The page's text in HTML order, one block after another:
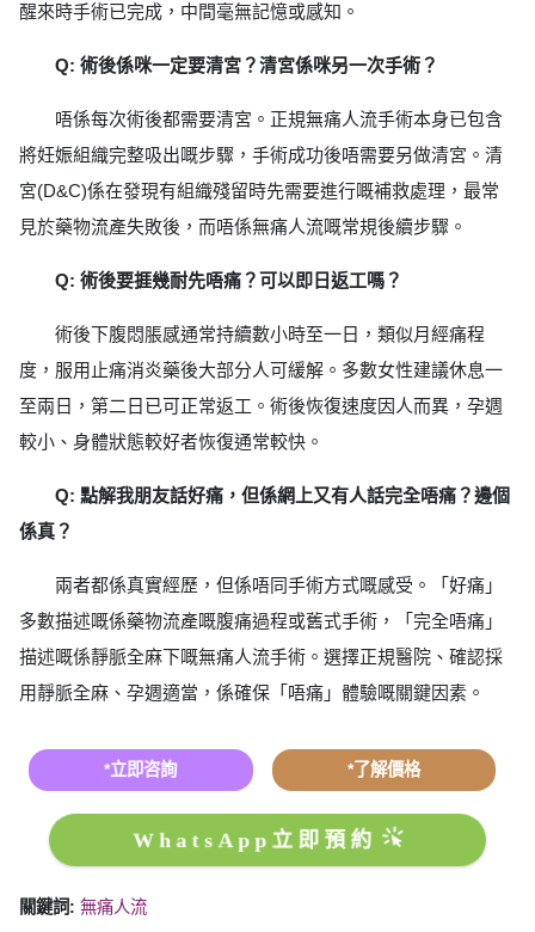
醒來時手術已完成，中間毫無記憶或感知。
Q: 術後係咪一定要清宮？清宮係咪另一次手術？
唔係每次術後都需要清宮。正規無痛人流手術本身已包含
將妊娠組織完整吸出嘅步驟，手術成功後唔需要另做清宮。清
宮(D&C)係在發現有組織殘留時先需要進行嘅補救處理，最常
見於藥物流產失敗後，而唔係無痛人流嘅常規後續步驟。
Q: 術後要捱幾耐先唔痛？可以即日返工嗎？
術後下腹悶脹感通常持續數小時至一日，類似月經痛程
度，服用止痛消炎藥後大部分人可緩解。多數女性建議休息一
至兩日，第二日已可正常返工。術後恢復速度因人而異，孕週
較小、身體狀態較好者恢復通常較快。
Q: 點解我朋友話好痛，但係網上又有人話完全唔痛？邊個
係真？
兩者都係真實經歷，但係唔同手術方式嘅感受。「好痛」
多數描述嘅係藥物流產嘅腹痛過程或舊式手術，「完全唔痛」
描述嘅係靜脈全麻下嘅無痛人流手術。選擇正規醫院、確認採
用靜脈全麻、孕週適當，係確保「唔痛」體驗嘅關鍵因素。
*立即咨詢 *了解價格
WhatsApp立即預約
關鍵詞: 無痛人流